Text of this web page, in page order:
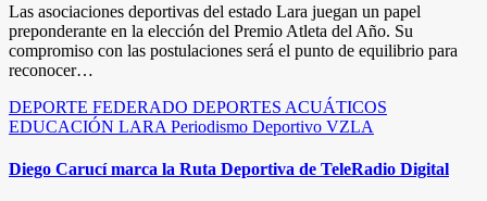
Las asociaciones deportivas del estado Lara juegan un papel
preponderante en la elección del Premio Atleta del Año. Su
compromiso con las postulaciones será el punto de equilibrio para
reconocer…
DEPORTE FEDERADO DEPORTES ACUÁTICOS
EDUCACIÓN LARA Periodismo Deportivo VZLA
Diego Carucí marca la Ruta Deportiva de TeleRadio Digital